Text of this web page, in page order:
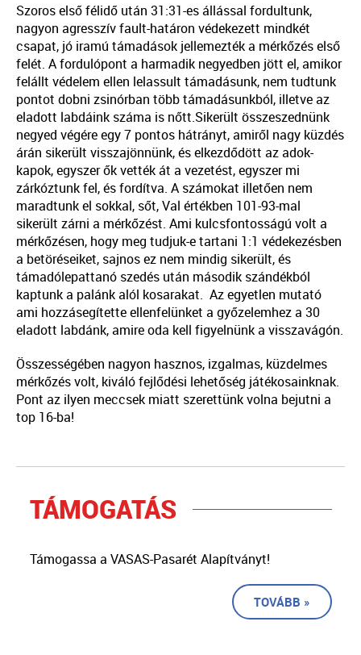
Szoros első félidő után 31:31-es állással fordultunk,
nagyon agresszív fault-határon védekezett mindkét
csapat, jó iramú támadások jellemezték a mérkőzés első
felét. A fordulópont a harmadik negyedben jött el, amikor
felállt védelem ellen lelassult támadásunk, nem tudtunk
pontot dobni zsinórban több támadásunkból, illetve az
eladott labdáink száma is nőtt.Sikerült összeszednünk
negyed végére egy 7 pontos hátrányt, amiről nagy küzdés
árán sikerült visszajönnünk, és elkezdődött az adok-
kapok, egyszer ők vették át a vezetést, egyszer mi
zárkóztunk fel, és fordítva. A számokat illetően nem
maradtunk el sokkal, sőt, Val értékben 101-93-mal
sikerült zárni a mérkőzést. Ami kulcsfontosságú volt a
mérkőzésen, hogy meg tudjuk-e tartani 1:1 védekezésben
a betöréseiket, sajnos ez nem mindig sikerült, és
támadólepattanó szedés után második szándékból
kaptunk a palánk alól kosarakat. Az egyetlen mutató
ami hozzásegítette ellenfelünket a győzelemhez a 30
eladott labdánk, amire oda kell figyelnünk a visszavágón.
Összességében nagyon hasznos, izgalmas, küzdelmes
mérkőzés volt, kiváló fejlődési lehetőség játékosainknak.
Pont az ilyen meccsek miatt szerettünk volna bejutni a
top 16-ba!
TÁMOGATÁS
Támogassa a VASAS-Pasarét Alapítványt!
TOVÁBB »